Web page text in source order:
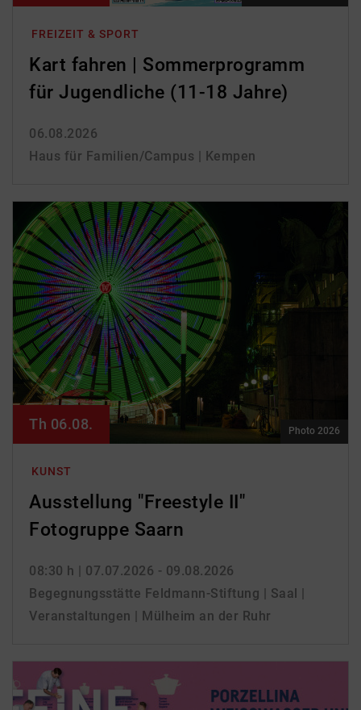
FREIZEIT & SPORT
Kart fahren | Sommerprogramm
für Jugendliche (11-18 Jahre)
06.08.2026
Haus für Familien/Campus | Kempen
KUNST
Ausstellung "Freestyle II"
Fotogruppe Saarn
08:30 h | 07.07.2026 - 09.08.2026
Begegnungsstätte Feldmann-Stiftung | Saal |
Veranstaltungen | Mülheim an der Ruhr
Th 06.08. Photo 2026